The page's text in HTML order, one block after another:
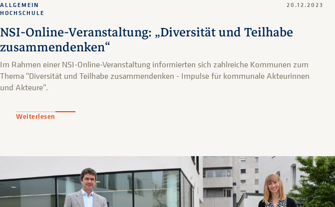
NSI-Online-Veranstaltung: „Diversität und Teilhabe
zusammendenken“
ALLGEMEIN
HOCHSCHULE
20.12.2023
Im Rahmen einer NSI-Online-Veranstaltung informierten sich zahlreiche Kommunen zum
Thema "Diversität und Teilhabe zusammendenken - Impulse für kommunale Akteurinnen
und Akteure".
Weiterlesen